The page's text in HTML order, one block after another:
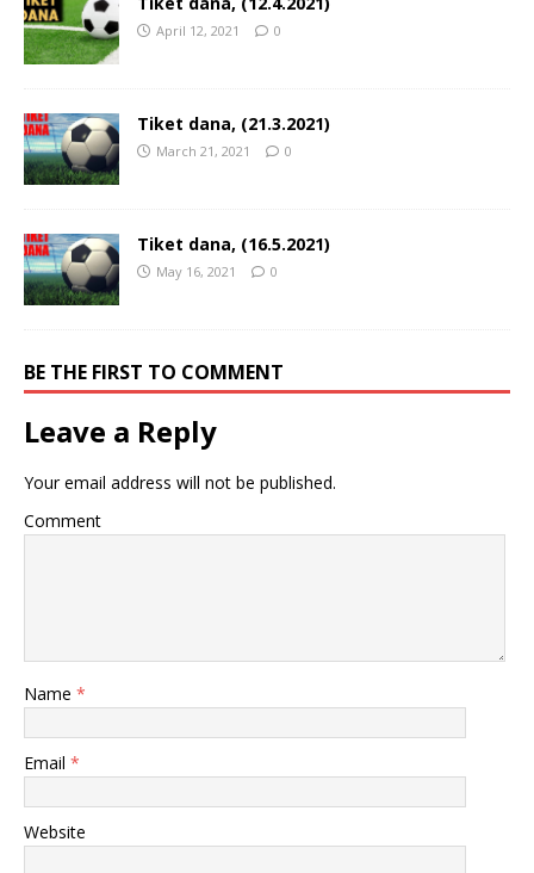
April 12, 2021 0
Tiket dana, (21.3.2021)
March 21, 2021 0
Tiket dana, (16.5.2021)
May 16, 2021 0
BE THE FIRST TO COMMENT
Leave a Reply
Your email address will not be published.
Comment
Name *
Email *
Website